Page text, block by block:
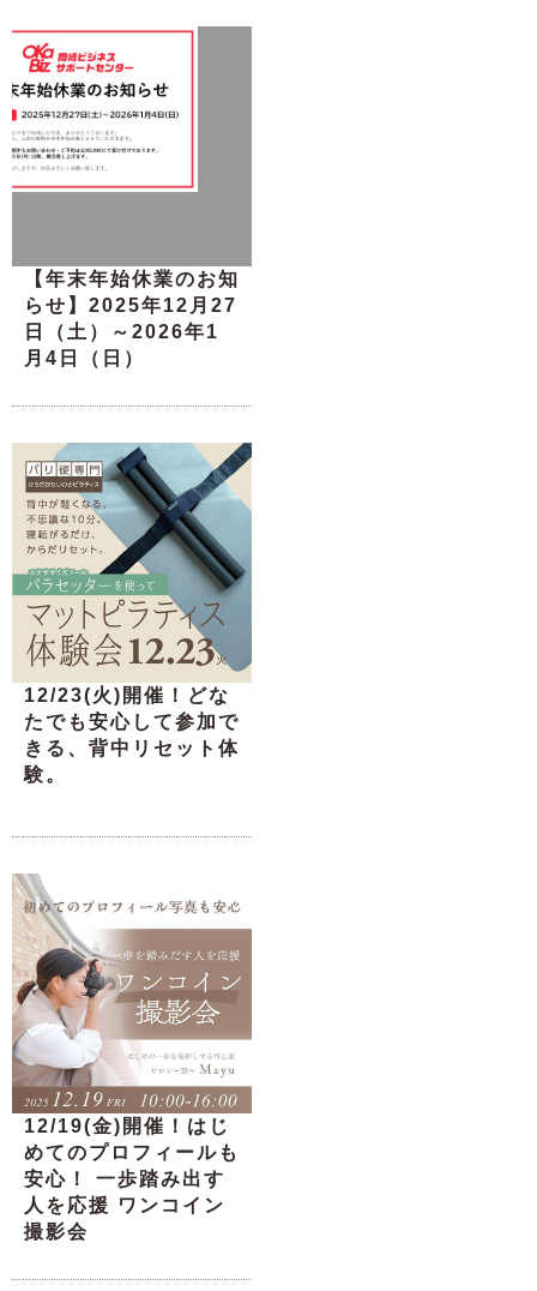
【年末年始休業のお知
らせ】2025年12月27
日（土）～2026年1
月4日（日）
12/23(火)開催！どな
たでも安心して参加で
きる、背中リセット体
験。
12/19(金)開催！はじ
めてのプロフィールも
安心！ 一歩踏み出す
人を応援 ワンコイン
撮影会